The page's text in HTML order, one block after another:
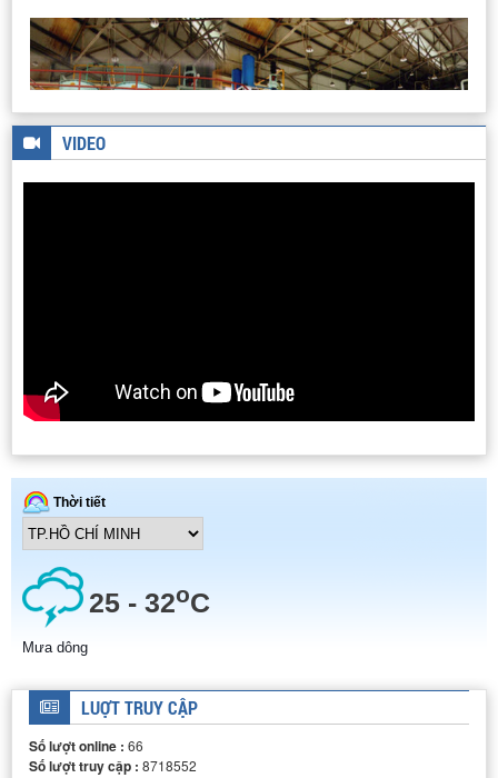
HỆ THIẾT BỊ PHẢN ỨNG BAP HA
THIẾT BỊ ĐO NHIỄU XẠ TIA X
HỆ THỐNG PILOT CHIẾT TÁCH
VIDEO
LUỢT TRUY CẬP
Số lượt online : 66
Số lượt truy cập : 8718552